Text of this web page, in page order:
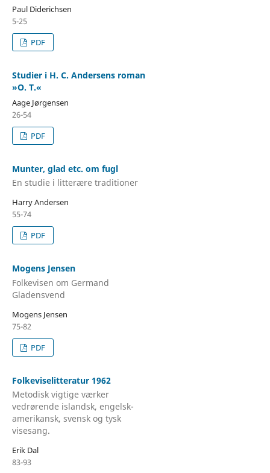
Paul Diderichsen
5-25
PDF
Studier i H. C. Andersens roman
»O. T.«
Aage Jørgensen
26-54
PDF
Munter, glad etc. om fugl
En studie i litterære traditioner
Harry Andersen
55-74
PDF
Mogens Jensen
Folkevisen om Germand
Gladensvend
Mogens Jensen
75-82
PDF
Folkeviselitteratur 1962
Metodisk vigtige værker
vedrørende islandsk, engelsk-
amerikansk, svensk og tysk
visesang.
Erik Dal
83-93